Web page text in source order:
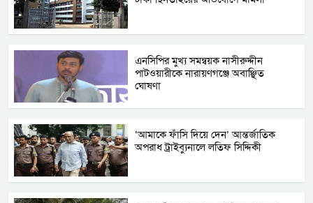
এনসিপির মুখ্য সমন্বয়ক নাসীরুদ্দীন
পাটওয়ারীকে নারায়ণগঞ্জে অবাঞ্ছিত
ঘোষণা
‘আমাকে ফাঁসি দিয়ে দেন’ আন্তর্জাতিক
অপরাধ ট্রাইব্যুনালে লতিফ সিদ্দিকী